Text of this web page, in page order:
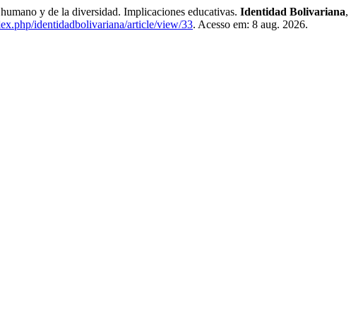
y de la diversidad. Implicaciones educativas. Identidad Bolivariana,
identidadbolivariana/article/view/33. Acesso em: 8 aug. 2026.